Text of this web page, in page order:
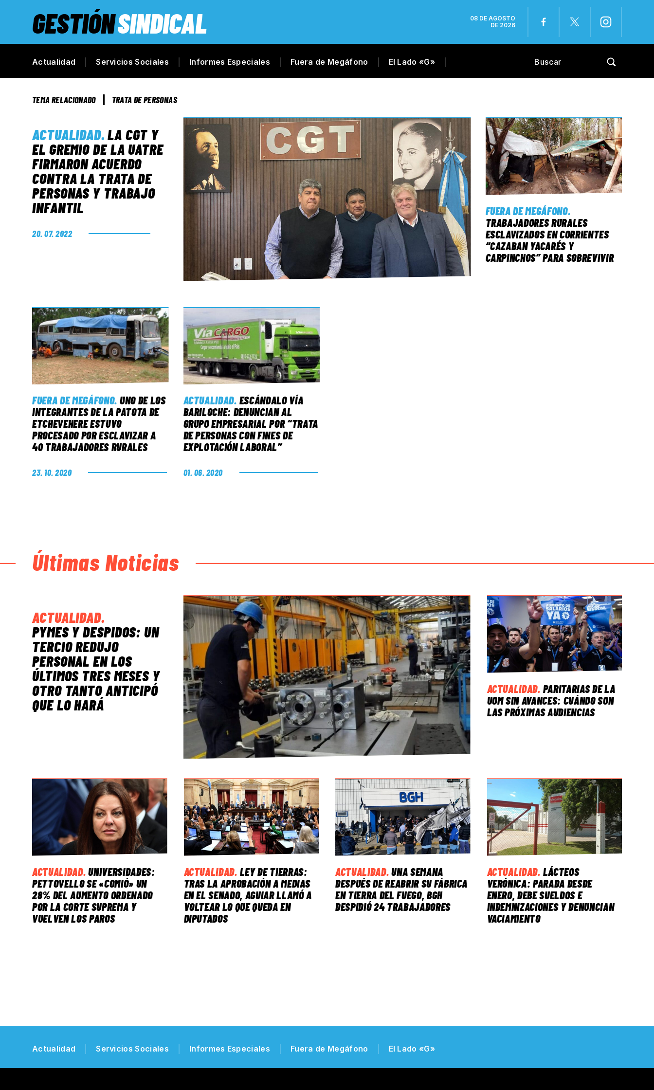
GESTIÓNSINDICAL
08 DE AGOSTO
DE 2026
Actualidad Servicios Sociales Informes Especiales Fuera de Megáfono El Lado «G»
TEMA RELACIONADO TRATA DE PERSONAS
ACTUALIDAD.LA CGT Y
EL GREMIO DE LA UATRE
FIRMARON ACUERDO
CONTRA LA TRATA DE
PERSONAS Y TRABAJO
INFANTIL
20. 07. 2022
FUERA DE MEGÁFONO.
TRABAJADORES RURALES
ESCLAVIZADOS EN CORRIENTES
“CAZABAN YACARÉS Y
CARPINCHOS” PARA SOBREVIVIR
FUERA DE MEGÁFONO. UNO DE LOS
INTEGRANTES DE LA PATOTA DE
ETCHEVEHERE ESTUVO
PROCESADO POR ESCLAVIZAR A
40 TRABAJADORES RURALES
23. 10. 2020
ACTUALIDAD. ESCÁNDALO VÍA
BARILOCHE: DENUNCIAN AL
GRUPO EMPRESARIAL POR “TRATA
DE PERSONAS CON FINES DE
EXPLOTACIÓN LABORAL”
01. 06. 2020
Últimas Noticias
ACTUALIDAD.
PYMES Y DESPIDOS: UN
TERCIO REDUJO
PERSONAL EN LOS
ÚLTIMOS TRES MESES Y
OTRO TANTO ANTICIPÓ
QUE LO HARÁ
ACTUALIDAD. PARITARIAS DE LA
UOM SIN AVANCES: CUÁNDO SON
LAS PRÓXIMAS AUDIENCIAS
ACTUALIDAD. UNIVERSIDADES:
PETTOVELLO SE «COMIÓ» UN
28% DEL AUMENTO ORDENADO
POR LA CORTE SUPREMA Y
VUELVEN LOS PAROS
ACTUALIDAD. LEY DE TIERRAS:
TRAS LA APROBACIÓN A MEDIAS
EN EL SENADO, AGUIAR LLAMÓ A
VOLTEAR LO QUE QUEDA EN
DIPUTADOS
ACTUALIDAD. UNA SEMANA
DESPUÉS DE REABRIR SU FÁBRICA
EN TIERRA DEL FUEGO, BGH
DESPIDIÓ 24 TRABAJADORES
ACTUALIDAD. LÁCTEOS
VERÓNICA: PARADA DESDE
ENERO, DEBE SUELDOS E
INDEMNIZACIONES Y DENUNCIAN
VACIAMIENTO
Actualidad Servicios Sociales Informes Especiales Fuera de Megáfono El Lado «G»